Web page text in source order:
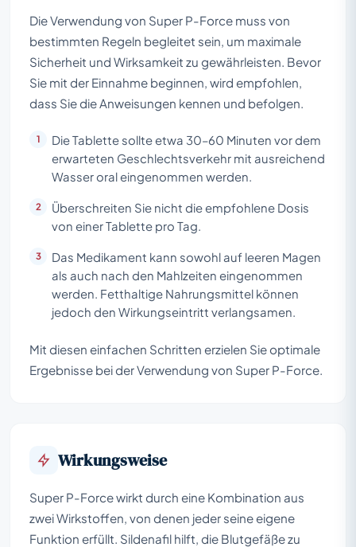
Die Verwendung von Super P-Force muss von
bestimmten Regeln begleitet sein, um maximale
Sicherheit und Wirksamkeit zu gewährleisten. Bevor
Sie mit der Einnahme beginnen, wird empfohlen,
dass Sie die Anweisungen kennen und befolgen.
Die Tablette sollte etwa 30–60 Minuten vor dem
erwarteten Geschlechtsverkehr mit ausreichend
Wasser oral eingenommen werden.
Überschreiten Sie nicht die empfohlene Dosis
von einer Tablette pro Tag.
Das Medikament kann sowohl auf leeren Magen
als auch nach den Mahlzeiten eingenommen
werden. Fetthaltige Nahrungsmittel können
jedoch den Wirkungseintritt verlangsamen.
Mit diesen einfachen Schritten erzielen Sie optimale
Ergebnisse bei der Verwendung von Super P-Force.
Wirkungsweise
Super P-Force wirkt durch eine Kombination aus
zwei Wirkstoffen, von denen jeder seine eigene
Funktion erfüllt. Sildenafil hilft, die Blutgefäße zu